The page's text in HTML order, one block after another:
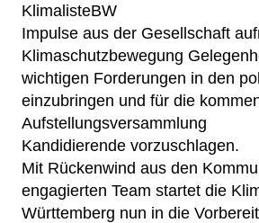
KlimalisteBW
Impulse aus der Gesellschaft
Klimaschutzbewegung
wichtigen Forderungen in den
einzubringen und für die
Aufstellungsversammlung
Kandidierende vorzuschlagen.
Mit Rückenwind aus den
engagierten Team startet die
Württemberg nun in die